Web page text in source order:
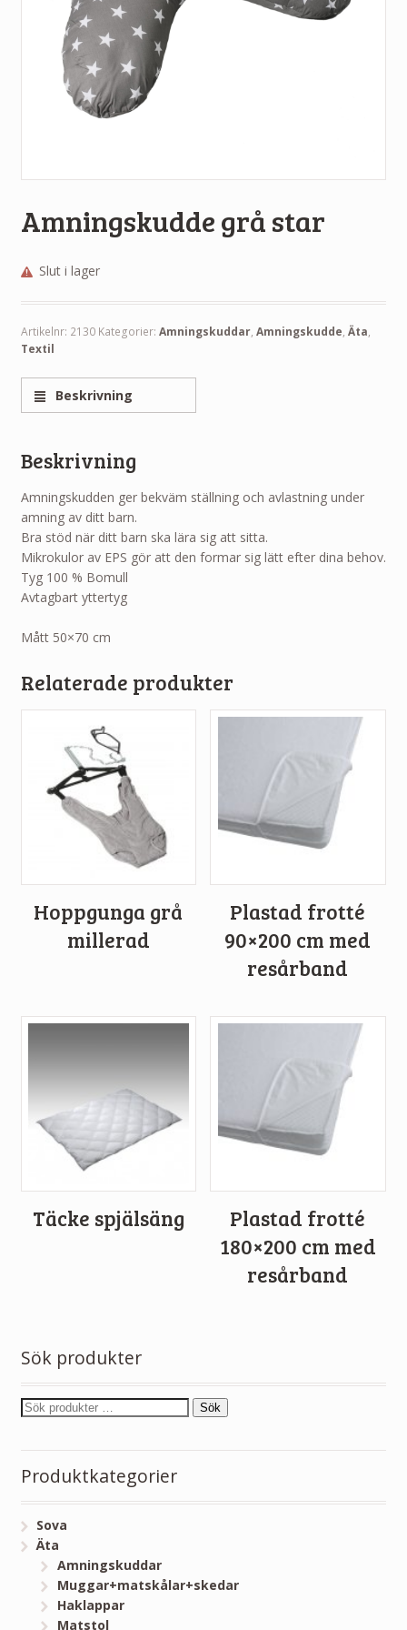
Amningskudde grå star
Slut i lager
Artikelnr: 2130 Kategorier: Amningskuddar, Amningskudde, Äta,
Textil
Beskrivning
Beskrivning
Amningskudden ger bekväm ställning och avlastning under
amning av ditt barn.
Bra stöd när ditt barn ska lära sig att sitta.
Mikrokulor av EPS gör att den formar sig lätt efter dina behov.
Tyg 100 % Bomull
Avtagbart yttertyg
Mått 50×70 cm
Relaterade produkter
Hoppgunga grå
millerad
Plastad frotté
90×200 cm med
resårband
Täcke spjälsäng
Plastad frotté
180×200 cm med
resårband
Sök produkter
Sök
Produktkategorier
Sova
Äta
Amningskuddar
Muggar+matskålar+skedar
Haklappar
Matstol